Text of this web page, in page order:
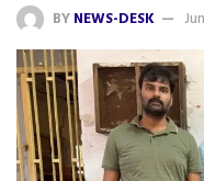
BYNEWS-DESK